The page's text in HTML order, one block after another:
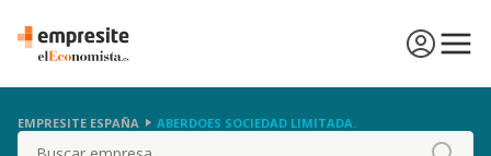
EMPRESITE ESPAÑA ABERDOES SOCIEDAD LIMITADA.
Buscar